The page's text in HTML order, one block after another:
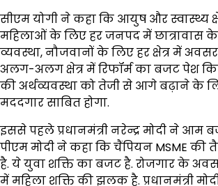
सीएम योगी ने कहा कि आयुष और स्वास्थ्य
महिलाओं के लिए हर जनपद में छात्रावास के
व्यवस्था, नौजवानों के लिए हर क्षेत्र में
अलग-अलग क्षेत्र में रिफॉर्म का बजट पेश
की अर्थव्यवस्था को तेजी से आगे बढ़ाने के
मददगार साबित होगा.
इससे पहले प्रधानमंत्री नरेन्द्र मोदी ने आम
पीएम मोदी ने कहा कि चैंपियन MSME की
है. ये युवा शक्ति का बजट है. रोजगार के
में महिला शक्ति की झलक है. प्रधानमंत्री